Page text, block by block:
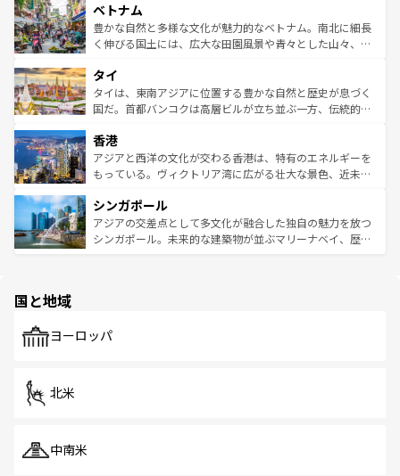
参照してほしい。
容にもいいと評判のスイーツなど、バラエティ豊かな料理
が味わえる。 なお、新着の台湾情報は コンテンツ一覧を参
照してほしい。
き、地方に足を延ばせば四季折々の自然美を楽しむことが
できる。そして、キムチや焼肉、絶品のストリートフード
まで、さまざまな韓国料理が待っている。夜には、韓国な
リティに包まれながら、韓国の多彩な魅力を心ゆくまで味
わってみてほしい。 なお、新着の韓国情報はコンテンツ一
覧を参照してほしい。
ベトナム
豊かな自然と多様な文化が魅力的なベトナム。南北に細長
く伸びる国土には、広大な田園風景や青々とした山々、世
急速な発展と共に伝統が息づく。ハノイの古い町並みやホ
ーチミン市のフランス統治時代の建物も、独特の雰囲気を
醸し出している。また、バラエティの豊かさとおいしさで
とつ。フォーやバインミー、ベトナムコーヒーなどは、ぜ
ひ現地で味わいたい。どの地域を訪れてもあたたかい人々
が旅行者を迎えてくれるので、きっと忘れられない旅にな
参照してほしい。
タイ
タイは、東南アジアに位置する豊かな自然と歴史が息づく
国だ。首都バンコクは高層ビルが立ち並ぶ一方、伝統的な
の活気が交差している。北部ではチェンマイなどの山岳地
帯で自然と触れ合い、南部ではプーケットやクラビの美し
いビーチでリゾート気分を楽しむことができる。タイ料理
激する。気候は一年中温暖で、どの季節にも異なる楽しみ
が待っている。親しみやすいタイの人々、仏教を中心とし
た文化、そして多様な観光資源が、訪れる旅人を魅了し続
香港
アジアと西洋の文化が交わる香港は、特有のエネルギーを
もっている。ヴィクトリア湾に広がる壮大な景色、近未来
み、どこを訪れても感動するはず。観光スポットが密集し
ており、効率よく見どころを回れるのも魅力。息をのむよ
うな絶景から文化的な体験まで、香港を存分に楽しみ尽く
シンガポール
アジアの交差点として多文化が融合した独自の魅力を放つ
シンガポール。未来的な建築物が並ぶマリーナベイ、歴史
で、ホーカーズは地元の風情を楽しめる外せないスポット
国と地域
ヨーロッパ
北米
中南米